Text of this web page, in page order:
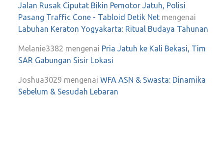
Jalan Rusak Ciputat Bikin Pemotor Jatuh, Polisi
Pasang Traffic Cone - Tabloid Detik Net mengenai
Labuhan Keraton Yogyakarta: Ritual Budaya Tahunan
Melanie3382 mengenai Pria Jatuh ke Kali Bekasi, Tim
SAR Gabungan Sisir Lokasi
Joshua3029 mengenai WFA ASN & Swasta: Dinamika
Sebelum & Sesudah Lebaran